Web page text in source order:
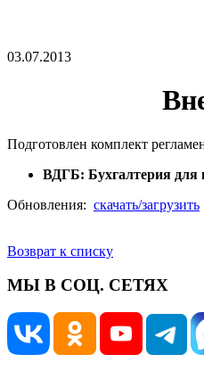
03.07.2013
Подготовлен комплект
ВДГБ: Бухгалтерия для
Обновления: скачать/загрузить
Возврат к списку
МЫ В СОЦ. СЕТЯХ